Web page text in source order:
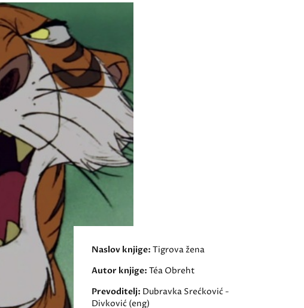
Naslov knjige: Tigrova žena
Autor knjige: Téa Obreht
Prevoditelj: Dubravka Srećković -
Divković (eng)